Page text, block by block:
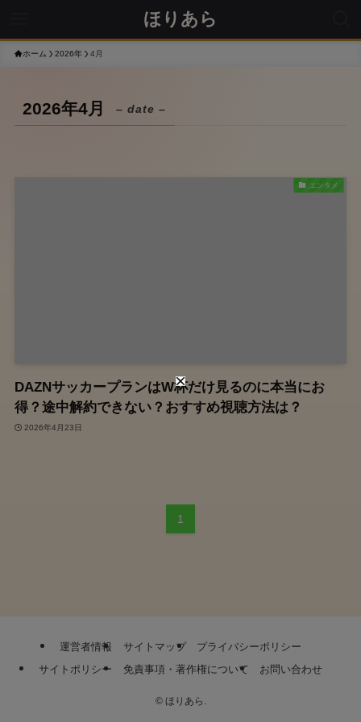
ほりあら
ホーム 2026年 4月
2026年4月 – date –
エンタメ
DAZNサッカープランはW杯だけ見るのに本当にお
得？途中解約できない？おすすめ視聴方法は？
2026年4月23日
1
運営者情報 サイトマップ
プライバシーポリシー
サイトポリシー
免責事項・著作権について お問い合わせ
©ほりあら.